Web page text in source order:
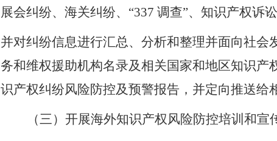
展会纠纷、海关纠纷、 “337 调查”、知识产权诉
并对纠纷信息进行汇总、分析和整理并面向社会
务和维权援助机构名录及相关国家和地区知识产
识产权纠纷风险防控及预警报告，并定向推送给
（三） 开展海外知识产权风险防控培训和宣